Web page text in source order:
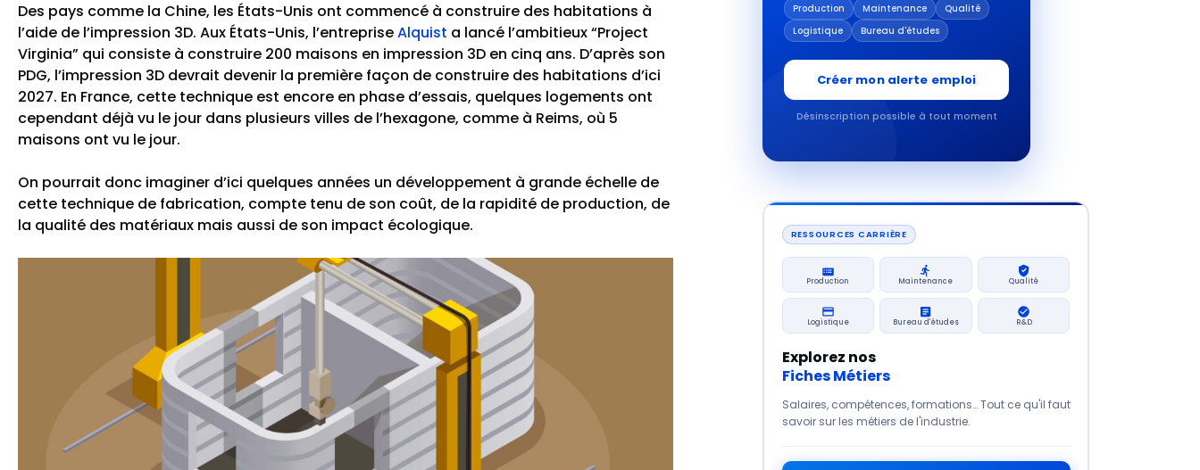
Des pays comme la Chine, les États-Unis ont commencé à construire des habitations à
l’aide de l’impression 3D. Aux États-Unis, l’entrepriseAlquist a lancé l’ambitieux “Project
Virginia” qui consiste à construire 200 maisons en impression 3D en cinq ans. D’après son
PDG, l’impression 3D devrait devenir la première façon de construire des habitations d’ici
2027. En France, cette technique est encore en phase d’essais, quelques logements ont
cependant déjà vu le jour dans plusieurs villes de l’hexagone, comme à Reims, où 5
maisons ont vu le jour.
On pourrait donc imaginer d’ici quelques années un développement à grande échelle de
cette technique de fabrication, compte tenu de son coût, de la rapidité de production, de
la qualité des matériaux mais aussi de son impact écologique.
Production Maintenance
Qualité
Logistique
Bureau d'études
Créer mon alerte emploi
Désinscription possible à tout moment
RESSOURCES CARRIÈRE
Production Maintenance Qualité
Logistique Bureau d'études R&D
Explorez nos
Fiches Métiers
Salaires, compétences, formations… Tout ce qu'il faut
savoir sur les métiers de l'industrie.